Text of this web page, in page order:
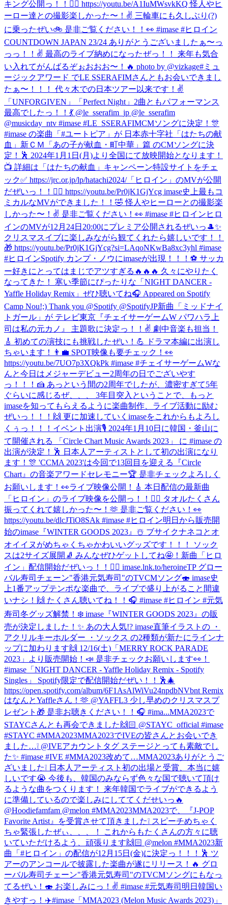
キング公開っ！！🦸‍♀️ https://youtu.be/A1IuMWsvkKQ 怪人やヒ
ーロー達との撮影楽しかった〜！✌️ 三輪車にも久しぶり(?)
に乗ったぜい🚲 是非ご覧ください！！👀 #imase #ヒロイン
COUNTDOWN JAPAN 23/24 ありがとうございましたぁ〜っ
っっ！！✌️ 最高のライブ納めになったぜっ！！ 来年も気合
い入れてがんばるぞぉおおお〜！🔥 photo by @vizkage#ミュ
ージックアワード でLE SSERAFIMさんともお会いできまし
たぁ〜！！！ 代々木での日本ツアー以来です！✌️
「UNFORGIVEN」「Perfect Night」2曲ともパフォーマンス
最高でしたっ！！💃 @le_sserafim_jp @le_sserafim
@musicday_ntv #imase #LE_SSERAFIMCMソングに決定！🎊
#imase の楽曲「#ユートピア」が 日本赤十字社「はたちの献
血」新ＣＭ「あの子が献血・町中華」篇 のCMソングに決
定！🕺 2024年1月1日(月)より全国にて放映開始となります！
📺 詳細は「はたちの献血」キャンペーン特設サイトをチェ
ック✅ https://jrc.or.jp/lp/hatachi2024/「ヒロイン」のMVが公開
だぜいっ！！🦸‍♀️ https://youtu.be/Pr0jK1GjYcg imase史上最もコ
ミカルなMVができました！！🤣 怪人やヒーローとの撮影楽
しかった〜！✌️ 是非ご覧ください！👀 #imase #ヒロイン ヒロ
インのMVが12月24日20:00にプレミア公開されるぜいっ🎩✨
クリスマスイブに楽しみながら観てくれたら嬉しいです！！
🎁 https://youtu.be/Pr0jK1GjYcg?si=LAqoNKwBa8xc3yhl #imase
#ヒロインSpotify カンプ・ノウにimaseが出現！！！⚽️ サッカ
ー好きにとってはまじでアツすぎる🔥🔥🔥 久々にやりたく
なってきた！ 寒い季節にぴったりな「NIGHT DANCER -
Yaffle Holiday Remix」ぜひ聴いてね🎧 Appeared on Spotify
Camp Nou!;) Thank you @Spotify @SpotifyJP新曲「ミッドナイ
トガール」が テレビ東京『チェイサーゲームW パワハラ上
司は私の元カノ』 主題歌に決定っ！！✌️ 劇中音楽も担当！
🎸 初めての演技にも挑戦したぜい！💪 ドラマ本編に出演し
ちゃいます！👨‍💼 SPOT映像も要チェック！👀
https://youtu.be/7UO7p3XQkPk #imase #チェイサーゲームWな
んと今日はメジャーデビュー2周年の日でございやす
っ！！！🍰 あっという間の2周年でしたが、濃密すぎて5年
ぐらいに感じるぜ、、、 3年目突入ということで、もっと
imaseを知ってもらえるように楽曲制作、ライブ活動に励む
ぜいっ！！！🙌 更に加速していくimaseをこれからもよろし
くぅっ！！！ イベント出演🎙 2024年1月10日に韓国・釜山に
て開催される 「Circle Chart Music Awards 2023」 に #imase の
出演が決定！🕺 日本人アーティストとして初の出演になり
ます！🎊 'CCMA 2023'は今回で13回目を迎える『Circle
Chart』の音楽アワードセレモニー🏆 是非チェックよろしく
お願いします！👀ライブ映像公開！🎸 本日配信の最新曲
「ヒロイン」のライブ映像を公開っ！！🦸‍♀️ タオルたくさん
振ってくれて嬉しかった〜！🫶 是非ご覧ください！👀
https://youtu.be/dlcJTiO8SAk #imase #ヒロイン明日から販売開
始のimase『WINTER GOODS 2023』☃️ ブサイクナネコとオ
オイイヌがめちゃくちゃかわいいグッズです！！！ ソック
スは2サイズ展開🧦 みんなぜひゲットしてね🤩！ 新曲「ヒロ
イン」配信開始だぜいっ！！🦸‍♀️ imase.lnk.to/heroineTP グロー
バル寿司チェーン"香港元気寿司"のTVCMソング🍣 imase史
上1番アップテンポな楽曲で、ライブで盛り上がること間違
いナシ！🙌 たくさん聴いてね！！🎧 #imase #ヒロイン #元気
寿司 冬グッズ解禁！❄️ imase『WINTER GOODS 2023』の販
売が決定しました！✨ あの大人気!? imase直筆イラストの ・
アクリルキーホルダー ・ソックス の2種類が新たにラインナ
ップに加わります🙌 12/16(土)「MERRY ROCK PARADE
2023」より販売開始！📣 是非チェックお願いします👀！
#imase 「NIGHT DANCER - Yaffle Holiday Remix - Spotify
Singles」 Spotify限定で配信開始だぜい！！🕺🎄
https://open.spotify.com/album/6F1AsAlWiVu24npdbNVbnt Remix
はなんとYaffleさん！🫶 @YAFFL3 少し早めのクリスマスプ
レゼント🎁 是非お聴きください！！🎧 #ima...MMA2023で
STAYCさんとも再会できました🙌🏻 @STAYC_official #imase
#STAYC #MMA2023MMA2023でIVEの皆さんとお会いでき
ました…❕ @IVEアカウントタグ ステージとっても素敵でし
た✨ #imase #IVE #MMA2023改めて…MMA2023ありがとうご
ざいました❕ 日本人アーティスト初の出場と受賞、本当に嬉
しいです😭 今後も、韓国のみならず色々な国で聴いて頂け
るような曲をつくります！ 来年韓国でライブができるよう
に準備しているので楽しみにしててくだせいっ🔥
@Hoodiefamfam @melon #MMA2023MMA2023で、『J-POP
Favorite Artist』を受賞させて頂きました❕ スピーチめちゃく
ちゃ緊張したぜぃ、、、！ これからもたくさんの方々に聴
いていただけるよう、頑張ります🙌🏻 @melon #MMA2023新
曲「#ヒロイン」の配信が12月15日(金)に決定っ！！！🕺 ツ
アーのアンコールで披露した楽曲が遂にリリース！🔥 グロ
ーバル寿司チェーン"香港元気寿司"のTVCMソングにもなっ
てるぜい！🍣 お楽しみにっ！✌️ #imase #元気寿司 明日韓国い
きやすっ！✈️#imase「MMA2023 (Melon Music Awards 2023)」